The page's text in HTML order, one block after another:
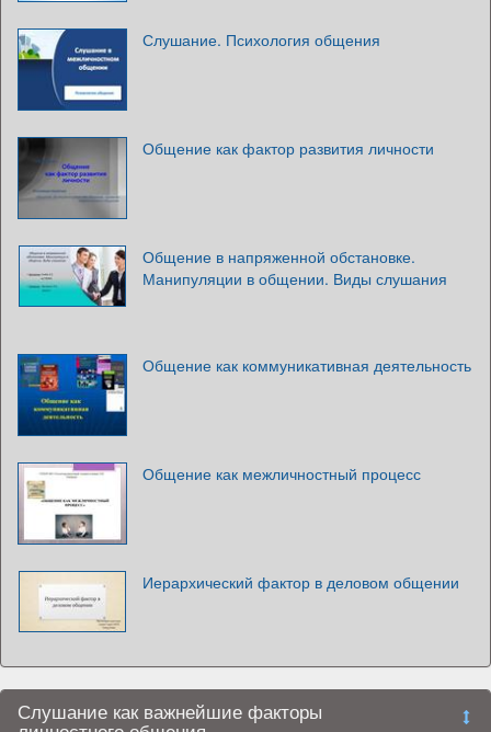
Слушание. Психология общения
Общение как фактор развития личности
Общение в напряженной обстановке.
Манипуляции в общении. Виды слушания
Общение как коммуникативная деятельность
Общение как межличностный процесс
Иерархический фактор в деловом общении
Слушание как важнейшие факторы